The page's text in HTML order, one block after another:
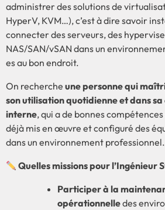
administrer des solutions de
HyperV, KVM…), c’est à dire savoir
connecter des serveurs, des
NAS/SAN/vSAN dans un
es au bon endroit.
On recherche une personne qui
son utilisation quotidienne et dans
interne, qui a de bonnes
déjà mis en œuvre et configuré des
dans un environnement professionnel.
Quelles missions pour l’Ingénieur
Participer à la
opérationnelledes